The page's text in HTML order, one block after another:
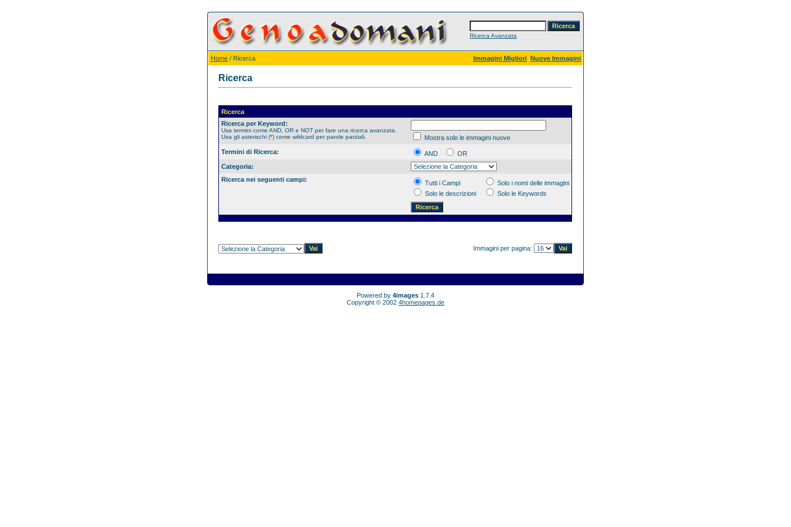
Ricerca Avanzata
Home / Ricerca Immagini Migliori Nuove Immagini
Ricerca
Ricerca
Ricerca per Keyword:
Usa termini come AND, OR e NOT per fare una ricerca avanzata.
Usa gli asterischi (*) come wildcard per parole parziali.
Mostra solo le immagini nuove
Termini di Ricerca:
AND
OR
Categoria:
Ricerca nei seguenti campi:
Tutti i Campi
Solo i nomi delle immagini
Solo le descrizioni
Solo le Keywords
Immagini per pagina:
Powered by 4images 1.7.4
Copyright © 2002 4homepages.de